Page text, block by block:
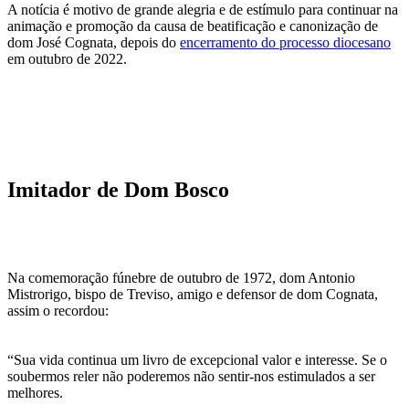
A notícia é motivo de grande alegria e de estímulo para continuar na
animação e promoção da causa de beatificação e canonização de
dom José Cognata, depois do encerramento do processo diocesano
em outubro de 2022.
Imitador de Dom Bosco
Na comemoração fúnebre de outubro de 1972, dom Antonio
Mistrorigo, bispo de Treviso, amigo e defensor de dom Cognata,
assim o recordou:
“Sua vida continua um livro de excepcional valor e interesse. Se o
soubermos reler não poderemos não sentir-nos estimulados a ser
melhores.